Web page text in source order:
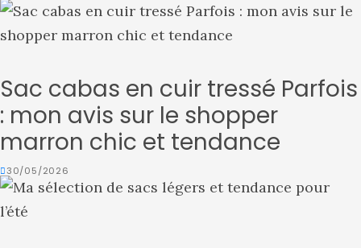
Sac cabas en cuir tressé Parfois
: mon avis sur le shopper
marron chic et tendance
30/05/2026